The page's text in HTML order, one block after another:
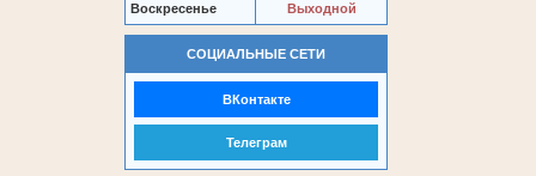
Воскресенье Выходной
СОЦИАЛЬНЫЕ СЕТИ
ВКонтакте
Телеграм